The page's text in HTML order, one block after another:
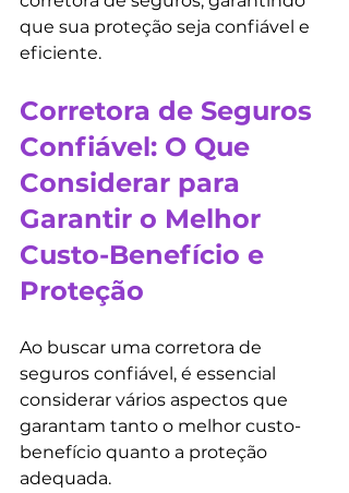
que sua proteção seja confiável e
eficiente.
Corretora de Seguros
Confiável: O Que
Considerar para
Garantir o Melhor
Custo-Benefício e
Proteção
Ao buscar uma corretora de
seguros confiável, é essencial
considerar vários aspectos que
garantam tanto o melhor custo-
benefício quanto a proteção
adequada.